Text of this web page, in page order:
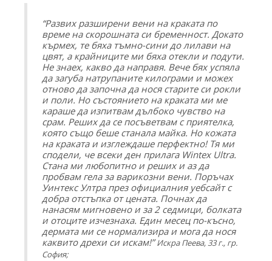
“Развих разширени вени на краката по
време на скорошната си бременност. Докато
кърмех, те бяха тъмно-сини до лилави на
цвят, а крайниците ми бяха отекли и подути.
Не знаех, какво да направя. Вече бях успяла
да загуба натрупаните килограми и можех
отново да започна да нося старите си рокли
и поли. Но състоянието на краката ми ме
караше да изпитвам дълбоко чувство на
срам. Реших да се посъветвам с приятелка,
която също беше станала майка. Но кожата
на краката и изглеждаше перфектно! Тя ми
сподели, че всеки ден прилага Wintex Ultra.
Стана ми любопитно и реших и аз да
пробвам гела за варикозни вени. Поръчах
Уинтекс Ултра през официалния уебсайт с
добра отстъпка от цената. Почнах да
нанасям мигновено и за 2 седмици, болката
и отоците изчезнаха. Един месец по-късно,
дермата ми се нормализира и мога да нося
каквито дрехи си искам!”Искра Пеева, 33 г., гр.
София;